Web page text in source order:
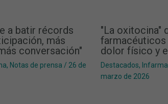
a batir récords
más
conversación"
, Notas de prensa / 26 de
"La oxitocina"
farmacéuticos
dolor físico y
Destacados, Infarma
marzo de 2026